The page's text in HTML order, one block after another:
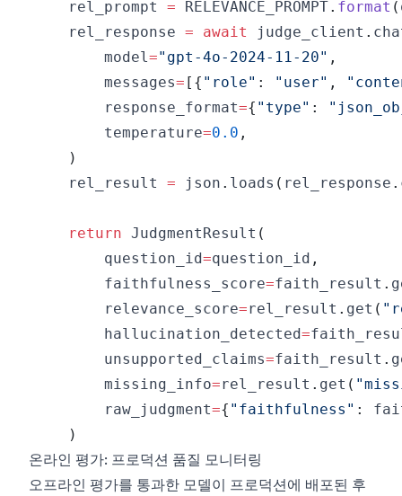
    rel_prompt
= RELEVANCE_PROMPT. format (
    rel_response
= await judge_client .
        model
="gpt-4o-2024-11-20" ,
        messages
= [ { "role" : "user" ,
        response_format
={ "type" :
        temperature
=0.0 ,
)
    rel_result
= json . loads ( rel_response .
return JudgmentResult (
        question_id
=question_id ,
        faithfulness_score
=faith_result .
        relevance_score
=rel_result . get (
        hallucination_detected
=
        unsupported_claims
=faith_result .
        missing_info
=rel_result . get (
        raw_judgment
={ "faithfulness" :
)
온라인 평가: 프로덕션 품질 모니터링
오프라인 평가를 통과한 모델이 프로덕션에 배포된 후